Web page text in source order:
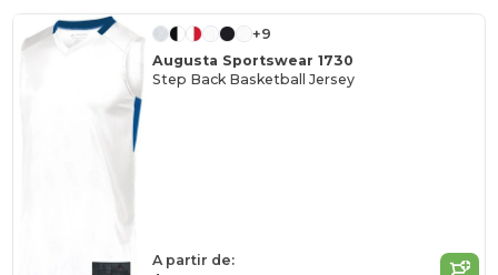
+9
Augusta Sportswear 1730
Step Back Basketball Jersey
A partir de: